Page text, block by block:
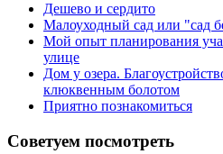
Дешево и сердито
Малоуходный сад или "сад
Мой опыт планирования
улице
Дом у озера.
клюквенным болотом
Приятно познакомиться
Советуем посмотреть